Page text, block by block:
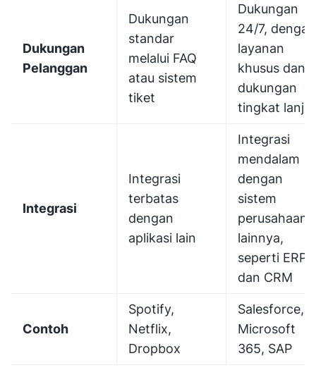
Dukungan
Pelanggan
Dukungan
standar
melalui FAQ
atau sistem
tiket
Dukungan
24/7, dengan
layanan
khusus dan
dukungan
tingkat lanjut
Integrasi
Integrasi
terbatas
dengan
aplikasi lain
Integrasi
mendalam
dengan
sistem
perusahaan
lainnya,
seperti ERP
dan CRM
Contoh
Spotify,
Netflix,
Dropbox
Salesforce,
Microsoft
365, SAP